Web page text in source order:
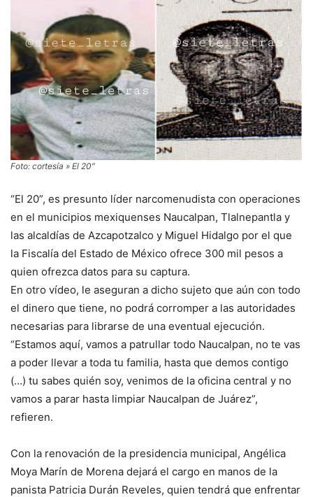
Foto: cortesía » El 20″
“El 20”, es presunto líder narcomenudista con operaciones
en el municipios mexiquenses Naucalpan, Tlalnepantla y
las alcaldías de Azcapotzalco y Miguel Hidalgo por el que
la Fiscalía del Estado de México ofrece 300 mil pesos a
quien ofrezca datos para su captura.
En otro vídeo, le aseguran a dicho sujeto que aún con todo
el dinero que tiene, no podrá corromper a las autoridades
necesarias para librarse de una eventual ejecución.
“Estamos aquí, vamos a patrullar todo Naucalpan, no te vas
a poder llevar a toda tu familia, hasta que demos contigo
(…) tu sabes quién soy, venimos de la oficina central y no
vamos a parar hasta limpiar Naucalpan de Juárez”,
refieren.
Con la renovación de la presidencia municipal, Angélica
Moya Marín de Morena dejará el cargo en manos de la
panista Patricia Durán Reveles, quien tendrá que enfrentar